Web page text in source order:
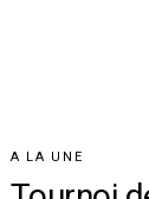
A LA UNE